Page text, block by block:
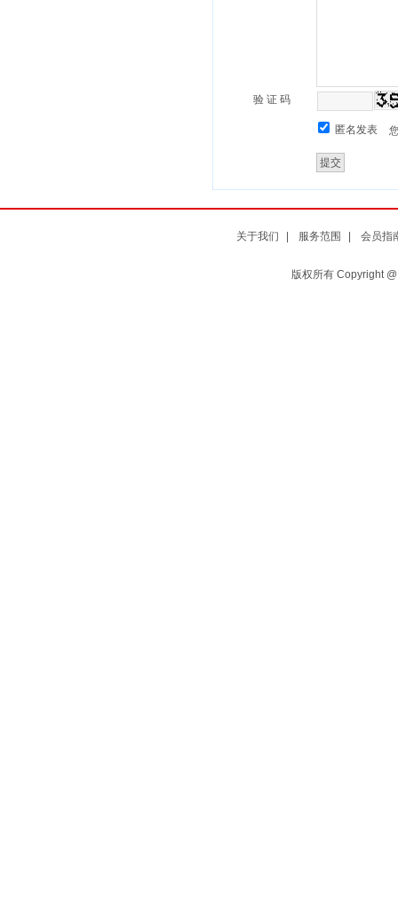
验 证 码
匿名发表
关于我们 服务范围 会员指
版权所有 Copyright